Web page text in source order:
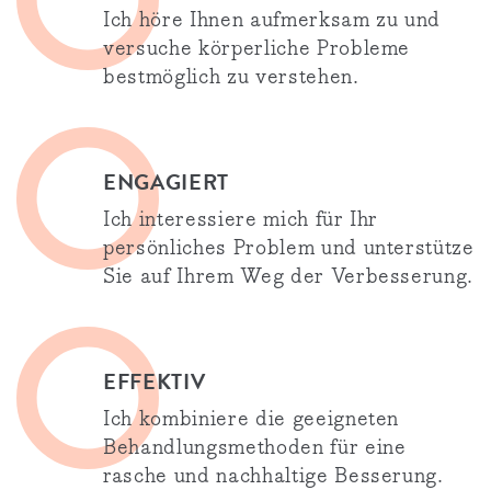
Ich höre Ihnen aufmerksam zu und
versuche körperliche Probleme
bestmöglich zu verstehen.
ENGA­GIERT
Ich interessiere mich für Ihr
persönliches Problem und unterstütze
Sie auf Ihrem Weg der Verbesserung.
EFFEK­TIV
Ich kombiniere die geeigneten
Behandlungsmethoden für eine
rasche und nachhaltige Besserung.